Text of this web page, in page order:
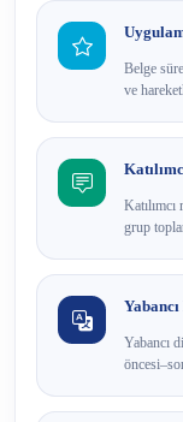
Belge
ve
grup
Yabancı